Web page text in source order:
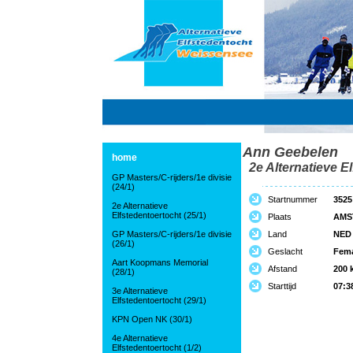
home
GP Masters/C-rijders/1e divisie
(24/1)
2e Alternatieve
Elfstedentoertocht (25/1)
GP Masters/C-rijders/1e divisie
(26/1)
Aart Koopmans Memorial
(28/1)
3e Alternatieve
Elfstedentoertocht (29/1)
KPN Open NK (30/1)
4e Alternatieve
Elfstedentoertocht (1/2)
Ann Geebelen
2e Alternatieve
Startnummer
3525
Plaats
Land
NED
Geslacht
Afstand
200
Starttijd